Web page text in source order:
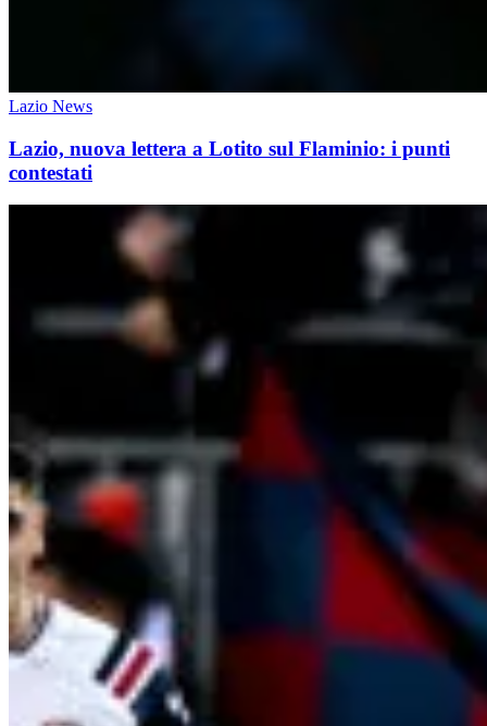
Lazio News
Lazio, nuova lettera a Lotito sul Flaminio: i punti
contestati